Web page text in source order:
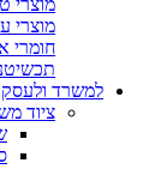
מוצרי
מוצרי
חומרי
למשרד ולעסק
ציוד